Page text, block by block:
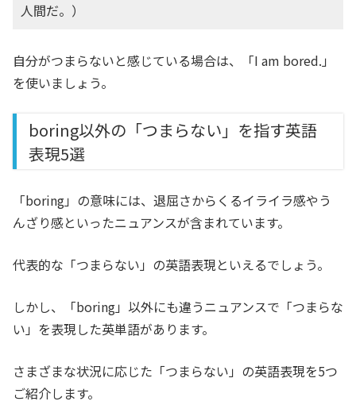
人間だ。）
自分がつまらないと感じている場合は、「I am bored.」
を使いましょう。
boring以外の「つまらない」を指す英語
表現5選
「boring」の意味には、退屈さからくるイライラ感やう
んざり感といったニュアンスが含まれています。
代表的な「つまらない」の英語表現といえるでしょう。
しかし、「boring」以外にも違うニュアンスで「つまらな
い」を表現した英単語があります。
さまざまな状況に応じた「つまらない」の英語表現を5つ
ご紹介します。